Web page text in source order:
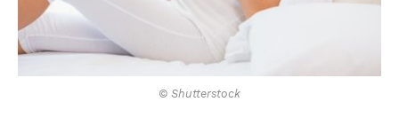
© Shutterstock